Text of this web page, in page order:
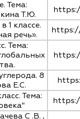
Тема:
Т.Ю.
1 классе.
речь».
Тема:
8
Е.С.
Тема:
С .В. ,